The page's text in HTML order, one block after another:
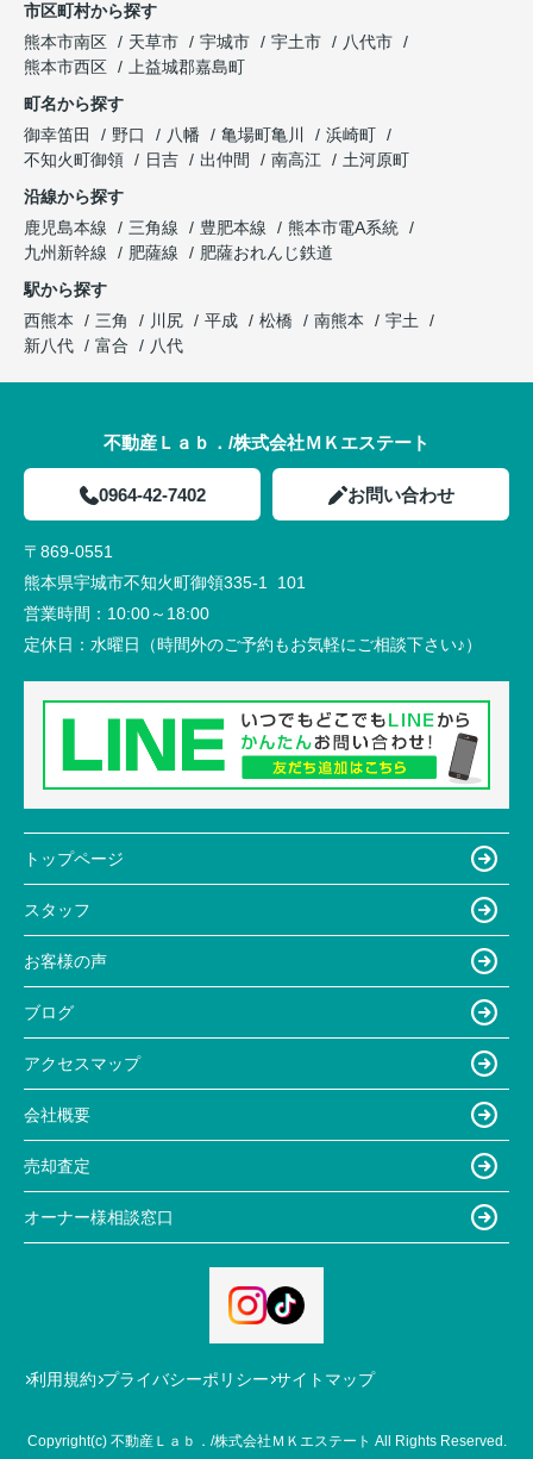
市区町村から探す
熊本市南区
天草市 宇城市 宇土市
八代市
熊本市西区
上益城郡嘉島町
町名から探す
御幸笛田
野口 八幡 亀場町亀川
浜崎町
不知火町御領
日吉 出仲間 南高江
土河原町
沿線から探す
鹿児島本線
三角線 豊肥本線
熊本市電A系統
九州新幹線
肥薩線
肥薩おれんじ鉄道
駅から探す
西熊本
三角 川尻 平成 松橋 南熊本
宇土
新八代
富合 八代
不動産Ｌａｂ．/株式会社ＭＫエステート
0964-42-7402 お問い合わせ
〒869-0551
熊本県宇城市不知火町御領335-1 101
営業時間： 10:00～18:00
定休日： 水曜日（時間外のご予約もお気軽にご相談下さい♪）
トップページ
スタッフ
お客様の声
ブログ
アクセスマップ
会社概要
売却査定
オーナー様相談窓口
利用規約 プライバシーポリシー サイトマップ
Copyright(c) 不動産Ｌａｂ．/株式会社ＭＫエステート All Rights Reserved.